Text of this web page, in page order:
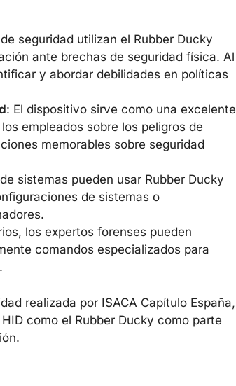
seguridad utilizan el Rubber Ducky
ante brechas de seguridad física. Al
y abordar debilidades en políticas
: El dispositivo sirve como una excelente
empleados sobre los peligros de
memorables sobre seguridad
sistemas pueden usar Rubber Ducky
de sistemas o
los expertos forenses pueden
comandos especializados para
realizada por ISACA Capítulo España,
como el Rubber Ducky como parte